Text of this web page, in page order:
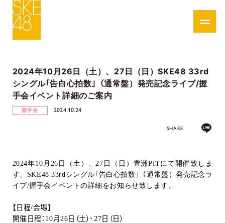
2024年10月26日（土）、27日（日）SKE48 33rd
シングル｢告白心拍数｣（通常盤）発売記念ライブ/握
手会イベント詳細のご案内
握手会 2024.10.24
SHARE
2024年10 月 26 日（土）、27 日（日）豊洲PITにて開催致しま
す、 SKE48 33rdシングル｢告白心拍数｣（通常盤）発売記念ラ
イブ/握手会イベントの詳細をお知らせ致します。
【日程/会場】
開催日程： 10月26 日（土）、27 日（日）